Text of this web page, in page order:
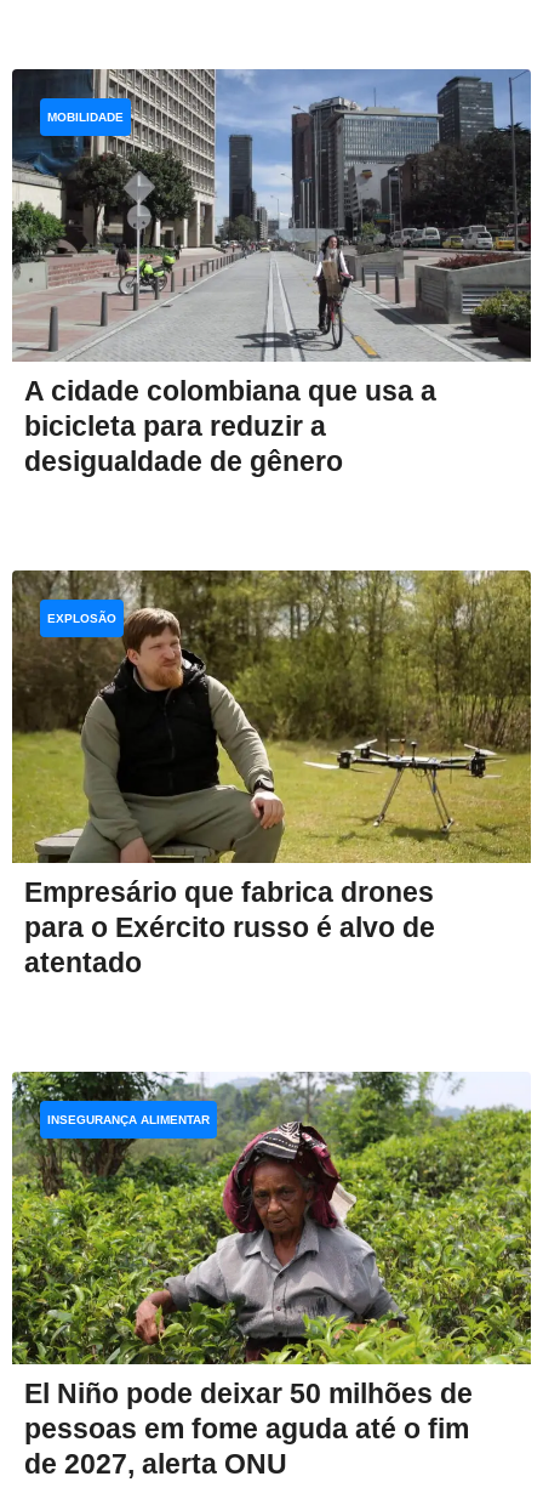
A cidade colombiana que usa a
bicicleta para reduzir a
desigualdade de gênero
MOBILIDADE
Empresário que fabrica drones
para o Exército russo é alvo de
atentado
EXPLOSÃO
El Niño pode deixar 50 milhões de
pessoas em fome aguda até o fim
de 2027, alerta ONU
INSEGURANÇA ALIMENTAR